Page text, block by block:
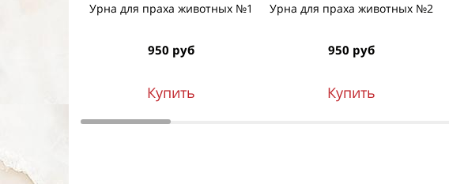
Урна для праха животных №1
950 руб
Купить
Урна для праха животных №2
950 руб
Купить